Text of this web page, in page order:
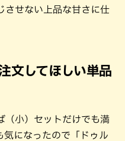
させない上品な甘さに仕
文してほしい単品
（小）セットだけでも満
気になったので「ドゥル